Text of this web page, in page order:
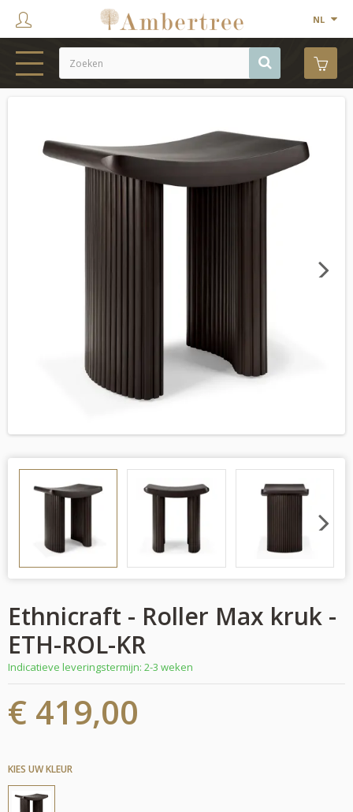
NL
WEBSHOP
SHOWROOM
Ethnicraft - Roller Max kruk -
ETH-ROL-KR
Indicatieve leveringstermijn: 2-3 weken
€ 419,00
KIES UW KLEUR